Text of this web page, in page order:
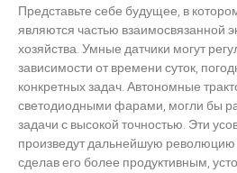
Представьте себе будущее, в
являются частью взаимосвязанной
хозяйства. Умные датчики могут
зависимости от времени суток,
конкретных задач. Автономные
светодиодными фарами, могли бы
задачи с высокой точностью. Эти
произведут дальнейшую революцию
сделав его более продуктивным,